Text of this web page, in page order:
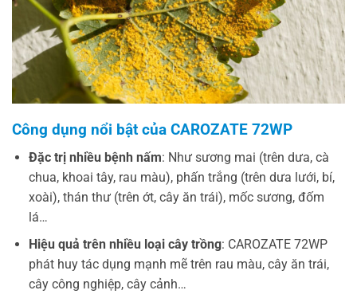
Công dụng nổi bật của CAROZATE 72WP
Đặc trị nhiều bệnh nấm: Như sương mai (trên dưa, cà
chua, khoai tây, rau màu), phấn trắng (trên dưa lưới, bí,
xoài), thán thư (trên ớt, cây ăn trái), mốc sương, đốm
lá…
Hiệu quả trên nhiều loại cây trồng: CAROZATE 72WP
phát huy tác dụng mạnh mẽ trên rau màu, cây ăn trái,
cây công nghiệp, cây cảnh…